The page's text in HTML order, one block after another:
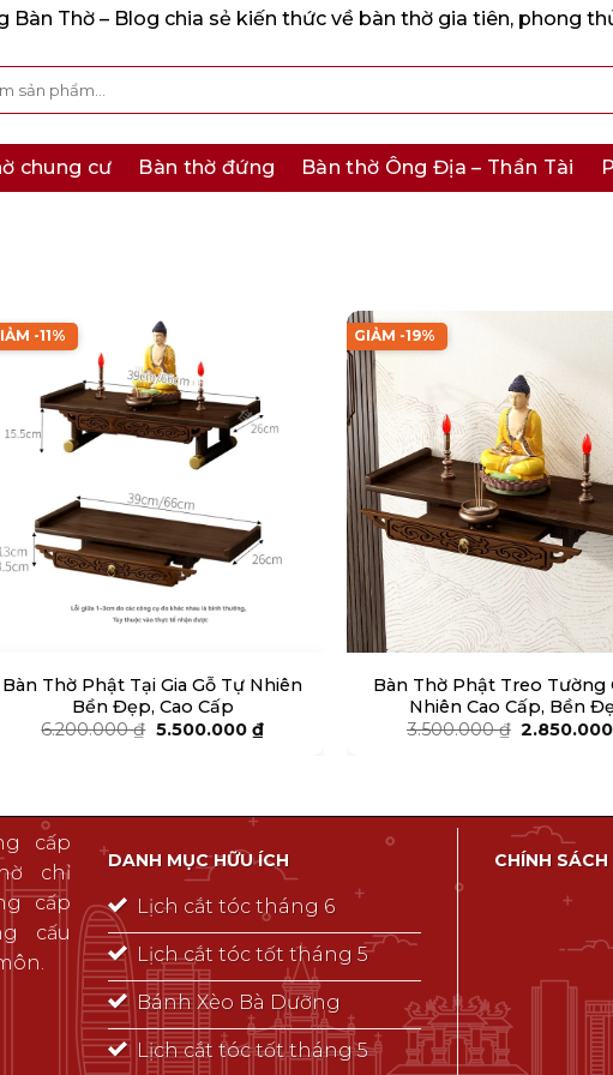
Bàn Thờ – Blog chia sẻ kiến thức về bàn thờ gia tiên, phong
chung cư Bàn thờ đứng Bàn thờ Ông Địa – Thần Tài
-11%
Bàn Thờ Phật Tại Gia Gỗ Tự Nhiên
Bền Đẹp, Cao Cấp
6.200.000₫ Giá
5.500.000 ₫Giá
hiện
GIẢM -19%
Bàn Thờ Phật Treo Tường
Nhiên Cao Cấp, Bền
3.500.000₫ Giá
cấp
chỉ
cấp
cấu
DANH MỤC HỮU ÍCH
Lịch cắt tóc tháng 6
Lịch cắt tóc tốt tháng 5
Bánh Xèo Bà Dưỡng
Lịch cắt tóc tốt tháng 5
CHÍNH SÁCH